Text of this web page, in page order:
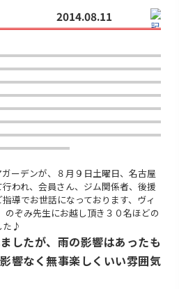
2014.08.11
ーデンが、８月９日土曜日、名古屋
われ、会員さん、ジム関係者、後援
導でお世話になっております、ヴィ
のぞみ先生にお越し頂き３０名ほどの
た♪
したが、雨の影響はあったも
響なく無事楽しくいい雰囲気